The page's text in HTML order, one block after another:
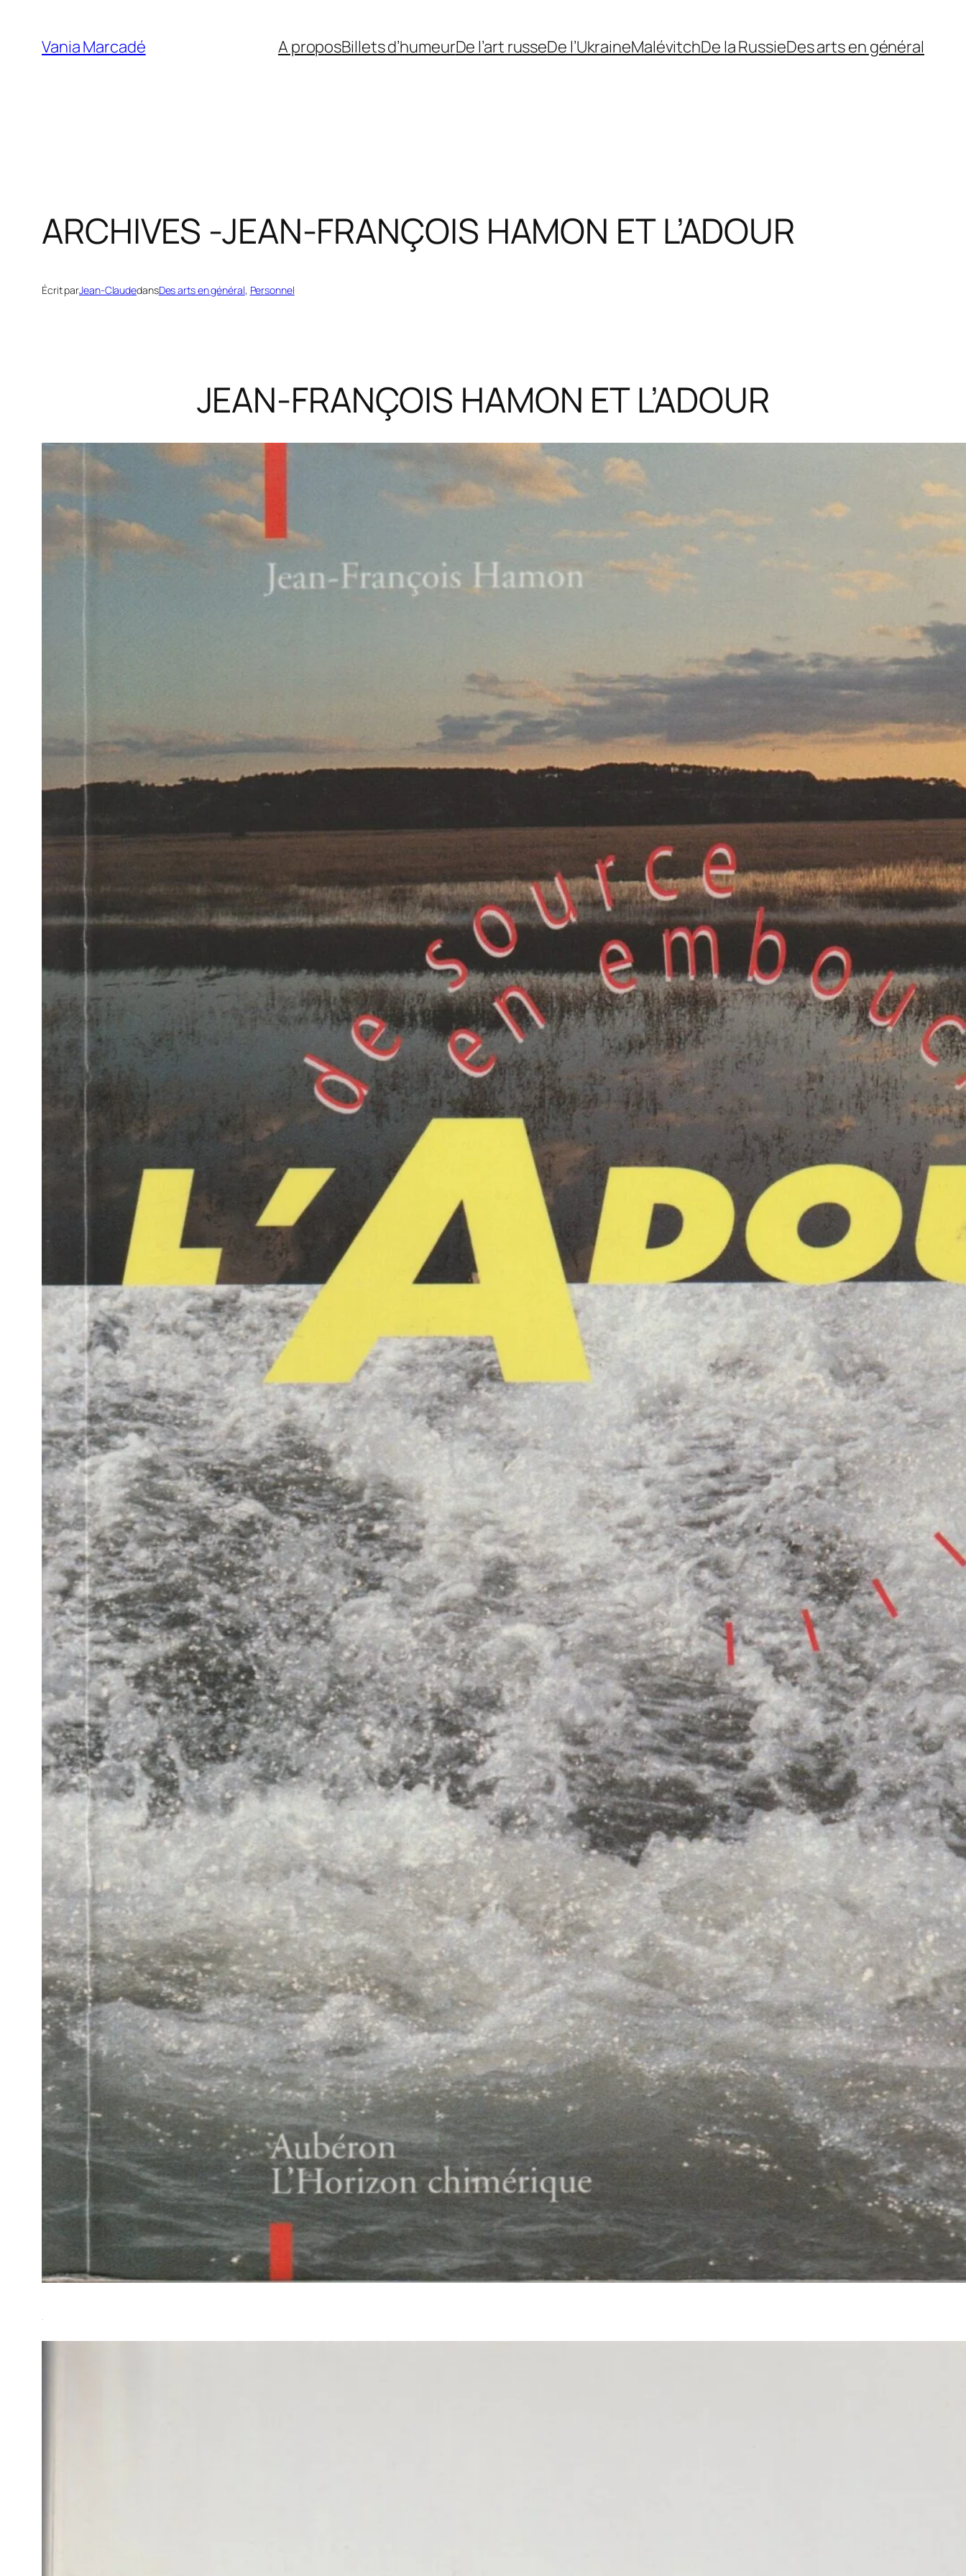
contenu
Vania Marcadé A proposBillets d’humeurDe l’art russeDe l’UkraineMalévitchDe la RussieDes arts en général
ARCHIVES -JEAN-FRANÇOIS HAMON ET L’ADOUR
Écrit parJean-ClaudedansDes arts en général, Personnel
JEAN-FRANÇOIS HAMON ET L’ADOUR